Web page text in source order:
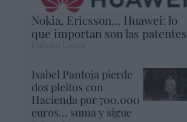
Nokia, Ericsson... Huawei: lo
que importan son las patentes
Eulogio López
Isabel Pantoja pierde
dos pleitos con
Hacienda por 700.000
euros... suma y sigue